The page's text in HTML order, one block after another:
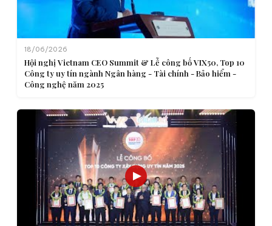
18/06/2026
Hội nghị Vietnam CEO Summit & Lễ công bố VIX50, Top 10
Công ty uy tín ngành Ngân hàng - Tài chính - Bảo hiểm -
Công nghệ năm 2025